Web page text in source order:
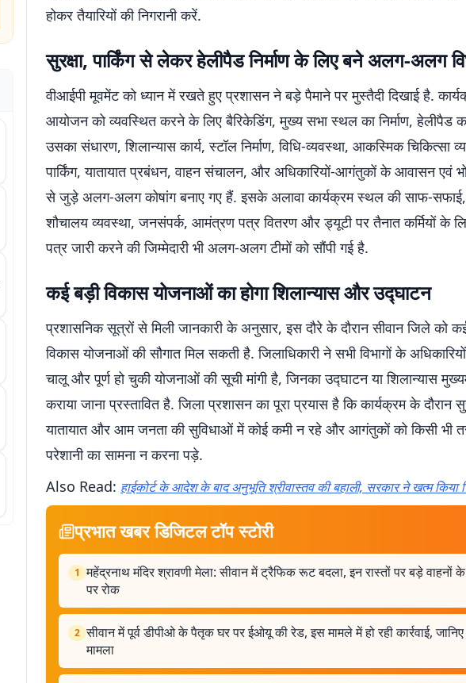
होकर तैयारियों की निगरानी करें.
सुरक्षा, पार्किंग से लेकर हेलीपैड निर्माण के लिए बने अलग-अलग
वीआईपी मूवमेंट को ध्यान में रखते हुए प्रशासन ने बड़े पैमाने पर मुस्तैदी दिखाई है.
आयोजन को व्यवस्थित करने के लिए बैरिकेडिंग, मुख्य सभा स्थल का निर्माण, हेलीपैड का
उसका संधारण, शिलान्यास कार्य, स्टॉल निर्माण, विधि-व्यवस्था, आकस्मिक चिकित्सा
पार्किंग, यातायात प्रबंधन, वाहन संचालन, और अधिकारियों-आगंतुकों के आवासन एवं
से जुड़े अलग-अलग कोषांग बनाए गए हैं. इसके अलावा कार्यक्रम स्थल की साफ-
शौचालय व्यवस्था, जनसंपर्क, आमंत्रण पत्र वितरण और ड्यूटी पर तैनात कर्मियों के
पत्र जारी करने की जिम्मेदारी भी अलग-अलग टीमों को सौंपी गई है.
कई बड़ी विकास योजनाओं का होगा शिलान्यास और उद्घाटन
प्रशासनिक सूत्रों से मिली जानकारी के अनुसार, इस दौरे के दौरान सीवान जिले को
विकास योजनाओं की सौगात मिल सकती है. जिलाधिकारी ने सभी विभागों के
चालू और पूर्ण हो चुकी योजनाओं की सूची मांगी है, जिनका उद्घाटन या शिलान्यास
कराया जाना प्रस्तावित है. जिला प्रशासन का पूरा प्रयास है कि कार्यक्रम के दौरान
यातायात और आम जनता की सुविधाओं में कोई कमी न रहे और आगंतुकों को किसी भी
परेशानी का सामना न करना पड़े.
Also Read: हाईकोर्ट के आदेश के बाद अनुभूति श्रीवास्तव की बहाली, सरकार ने खत्म किया
प्रभात खबर डिजिटल टॉप स्टोरी
1 महेंद्रनाथ मंदिर श्रावणी मेला: सीवान में ट्रैफिक रूट बदला, इन रास्तों पर बड़े वाहनों
पर रोक
2 सीवान में पूर्व डीपीओ के पैतृक घर पर ईओयू की रेड, इस मामले में हो रही कार्रवाई, जानिए
मामला